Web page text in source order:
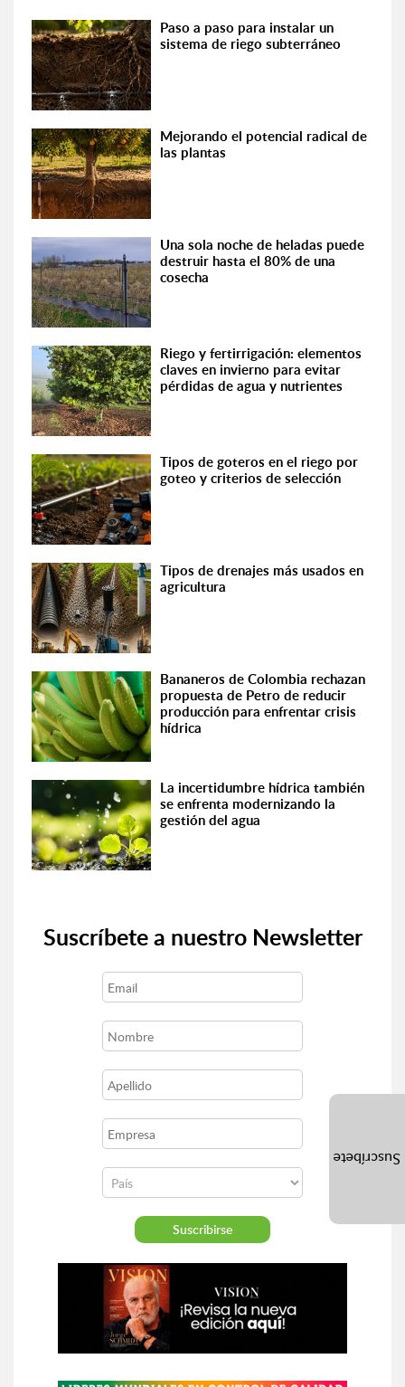
Paso a paso para instalar un
sistema de riego subterráneo
Mejorando el potencial radical de
las plantas
Una sola noche de heladas puede
destruir hasta el 80% de una
cosecha
Riego y fertirrigación: elementos
claves en invierno para evitar
pérdidas de agua y nutrientes
Tipos de goteros en el riego por
goteo y criterios de selección
Tipos de drenajes más usados en
agricultura
Bananeros de Colombia rechazan
propuesta de Petro de reducir
producción para enfrentar crisis
hídrica
La incertidumbre hídrica también
se enfrenta modernizando la
gestión del agua
Suscríbete a nuestro Newsletter
Suscríbete